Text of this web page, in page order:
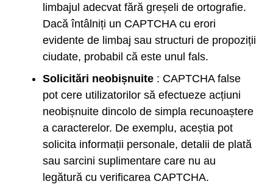
limbajul adecvat fără greșeli de ortografie.
Dacă întâlniți un CAPTCHA cu erori
evidente de limbaj sau structuri de propoziții
ciudate, probabil că este unul fals.
Solicitări neobișnuite : CAPTCHA false
pot cere utilizatorilor să efectueze acțiuni
neobișnuite dincolo de simpla recunoaștere
a caracterelor. De exemplu, aceștia pot
solicita informații personale, detalii de plată
sau sarcini suplimentare care nu au
legătură cu verificarea CAPTCHA.